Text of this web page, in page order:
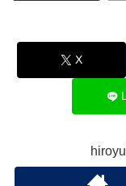
X